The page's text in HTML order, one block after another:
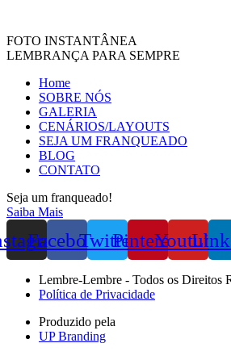
FOTO INSTANTÂNEA
LEMBRANÇA PARA SEMPRE
Home
SOBRE NÓS
GALERIA
CENÁRIOS/LAYOUTS
SEJA UM FRANQUEADO
BLOG
CONTATO
Seja um franqueado!
Saiba Mais
FacebookTwitterPinterestYoutube
Lembre-Lembre - Todos os Direitos
Política de Privacidade
Produzido pela
UP Branding